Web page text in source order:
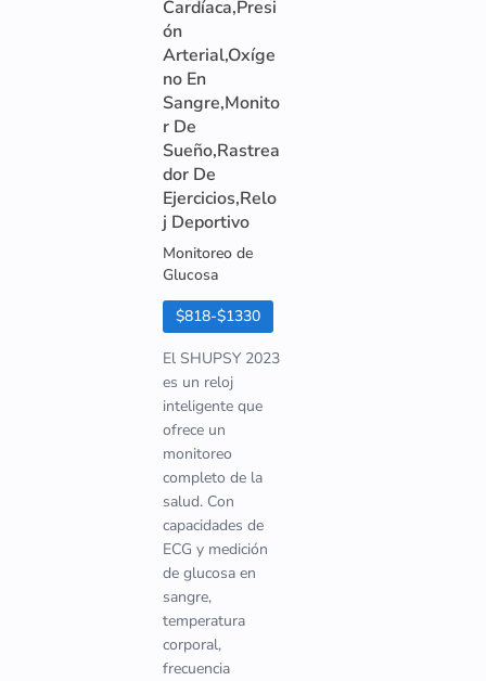
Cardíaca,Presi
ón
Arterial,Oxíge
no En
Sangre,Monito
r De
Sueño,Rastrea
dor De
Ejercicios,Relo
j Deportivo
Monitoreo de
Glucosa
$818-$1330
El SHUPSY 2023
es un reloj
inteligente que
ofrece un
monitoreo
completo de la
salud. Con
capacidades de
ECG y medición
de glucosa en
sangre,
temperatura
corporal,
frecuencia